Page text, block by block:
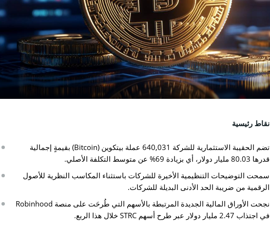
سعر Bitcoin اليوم
سعر Pi Network اليوم
سعر Ethereum اليوم
سعر Solana اليوم
سعر XRP اليوم
محول العملات الرقمية
الاتصال بنا
الوظائف
السياسة التحريرية
سياسة الخصوصية
الشروط والأحكام
نقاط رئيسية
تضم الحقيبة الاستثمارية للشركة 640,031 عملة بيتكوين (Bitcoin) بقيمةٍ إجمالية
قدرها 80.03 مليار دولار، أي بزيادة 69% عن متوسط التكلفة الأصلي.
سمحت التوضيحات التنظيمية الأخيرة للشركات باستثناء المكاسب النظرية للأصول
الرقمية من ضريبة الحد الأدنى البديلة للشركات.
نجحت الأوراق المالية الجديدة المرتبطة بالأسهم التي طُرحَت على منصة Robinhood
في اجتذاب 2.47 مليار دولار عبر طرح أسهم STRC خلال هذا الربع.